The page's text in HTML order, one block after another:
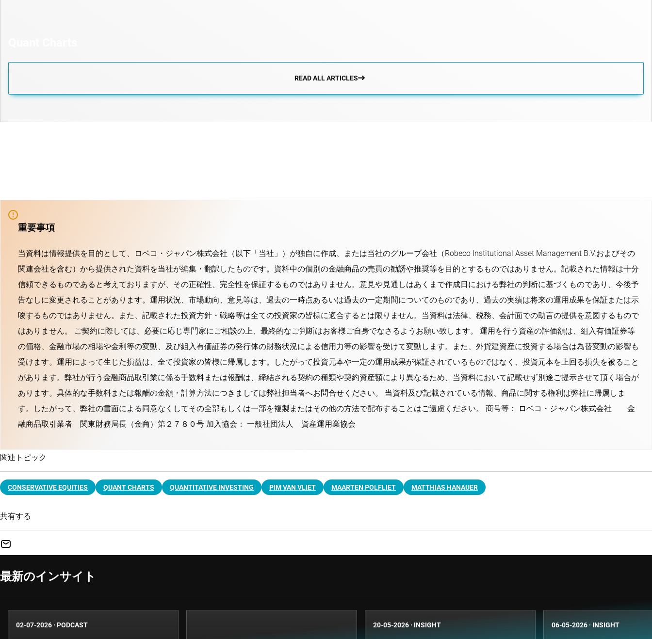
READ ALL ARTICLES
重要事項
当資料は情報提供を目的として、ロベコ・ジャパン株式会社（以下「当社」）が独自に作成、または当社のグループ会社（Robeco Institutional Asset Management B.V.およびその
関連会社を含む）から提供された資料を当社が編集・翻訳したものです。資料中の個別の金融商品の売買の勧誘や推奨等を目的とするものではありません。記載された情報は十分
信頼できるものであると考えておりますが、その正確性、完全性を保証するものではありません。意見や見通しはあくまで作成日における弊社の判断に基づくものであり、今後予
告なしに変更されることがあります。運用状況、市場動向、意見等は、過去の一時点あるいは過去の一定期間についてのものであり、過去の実績は将来の運用成果を保証または示
唆するものではありません。また、記載された投資方針・戦略等は全ての投資家の皆様に適合するとは限りません。当資料は法律、税務、会計面での助言の提供を意図するもので
はありません。 ご契約に際しては、必要に応じ専門家にご相談の上、最終的なご判断はお客様ご自身でなさるようお願い致します。 運用を行う資産の評価額は、組入有価証券等
の価格、金融市場の相場や金利等の変動、及び組入有価証券の発行体の財務状況による信用力等の影響を受けて変動します。また、外貨建資産に投資する場合は為替変動の影響も
受けます。運用によって生じた損益は、全て投資家の皆様に帰属します。したがって投資元本や一定の運用成果が保証されているものではなく、投資元本を上回る損失を被ること
があります。弊社が行う金融商品取引業に係る手数料または報酬は、締結される契約の種類や契約資産額により異なるため、当資料において記載せず別途ご提示させて頂く場合が
あります。具体的な手数料または報酬の金額・計算方法につきましては弊社担当者へお問合せください。 当資料及び記載されている情報、商品に関する権利は弊社に帰属しま
す。したがって、弊社の書面による同意なくしてその全部もしくは一部を複製またはその他の方法で配布することはご遠慮ください。 商号等： ロベコ・ジャパン株式会社 金
融商品取引業者 関東財務局長（金商）第２７８０号 加入協会： 一般社団法人 資産運用業協会
関連トピック
CONSERVATIVE EQUITIES QUANT CHARTS QUANTITATIVE INVESTING PIM VAN VLIET MAARTEN POLFLIET MATTHIAS HANAUER
共有する
最新のインサイト
02-07-2026 · PODCAST 20-05-2026 · INSIGHT 06-05-2026 · INSIGHT